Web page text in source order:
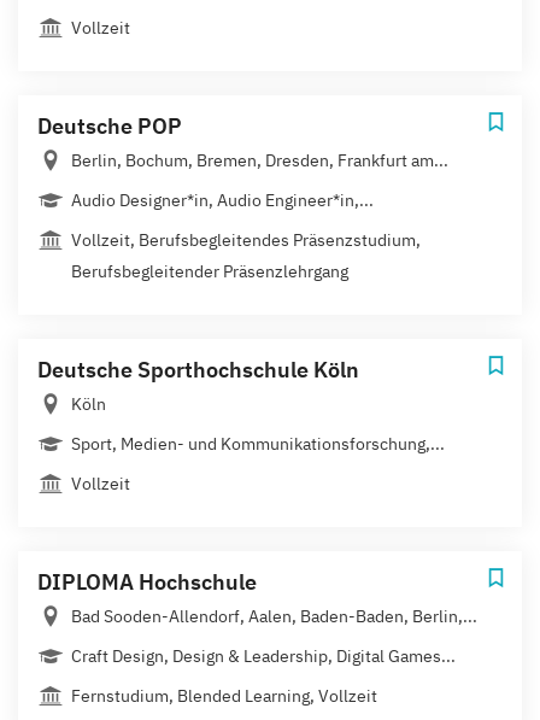
Vollzeit
Deutsche POP
Berlin, Bochum, Bremen, Dresden, Frankfurt am...
Audio Designer*in, Audio Engineer*in,...
Vollzeit, Berufsbegleitendes Präsenzstudium,
Berufsbegleitender Präsenzlehrgang
Deutsche Sporthochschule Köln
Köln
Sport, Medien- und Kommunikationsforschung,...
Vollzeit
DIPLOMA Hochschule
Bad Sooden-Allendorf, Aalen, Baden-Baden, Berlin,...
Craft Design, Design & Leadership, Digital Games...
Fernstudium, Blended Learning, Vollzeit